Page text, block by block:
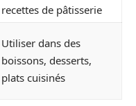
recettes de pâtisserie
Utiliser dans des
boissons, desserts,
plats cuisinés